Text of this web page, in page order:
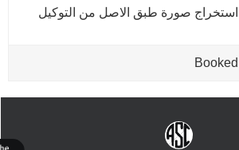
استخراج صورة طبق الاصل من التوكيل
Booked